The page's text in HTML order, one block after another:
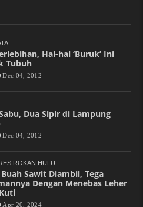
Hal-hal ‘Buruk’ Ini
Tubuh
Dec 04, 2012
Dua Sipir di Lampung
Dec 04, 2012
ROKAN HULU
Sawit Diambil, Tega
Dengan Menebas Leher
Apr 20, 2024